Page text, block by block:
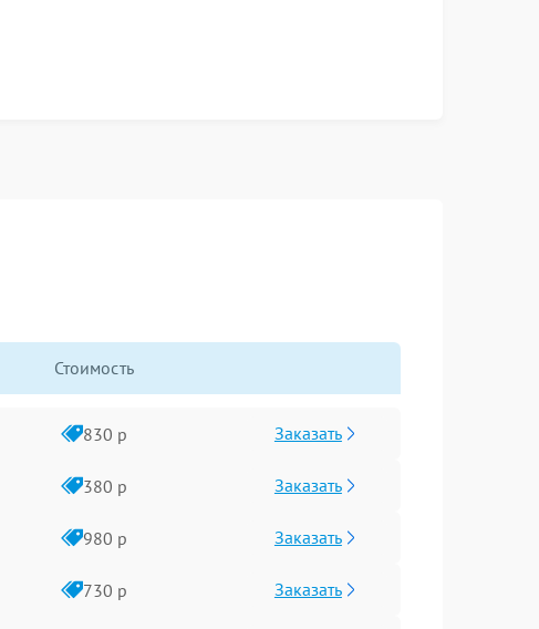
Стоимость
830 р Заказать
380 р Заказать
980 р Заказать
730 р Заказать